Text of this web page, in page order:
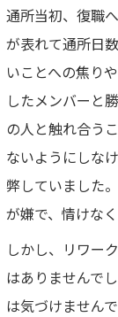
通所当初、復職
が表れて通所日
いことへの焦り
したメンバーと
の人と触れ合う
ないようにしな
弊していました
が嫌で、情けな
しかし、リワー
はありませんで
は気づけません